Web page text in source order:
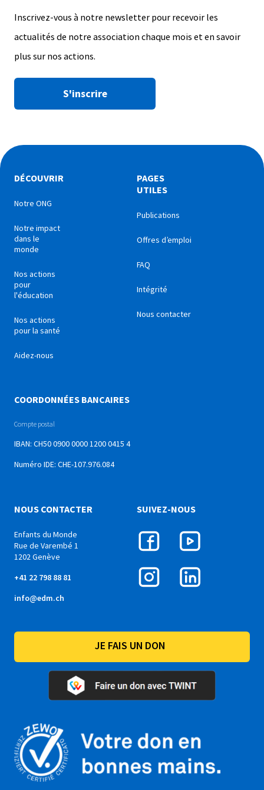
Inscrivez-vous à notre newsletter pour recevoir les
actualités de notre association chaque mois et en savoir
plus sur nos actions.
S'inscrire
DÉCOUVRIR
Notre ONG
Notre impact
dans le
monde
Nos actions
pour
l'éducation
Nos actions
pour la santé
Aidez-nous
PAGES
UTILES
Publications
Offres d’emploi
FAQ
Intégrité
Nous contacter
NOUS CONTACTER
Enfants du Monde
Rue de Varembé 1
1202 Genève
+41 22 798 88 81
info@edm.ch
COORDONNÉES BANCAIRES
Compte postal
IBAN: CH50 0900 0000 1200 0415 4
Numéro IDE: CHE-107.976.084
SUIVEZ-NOUS
JE FAIS UN DON